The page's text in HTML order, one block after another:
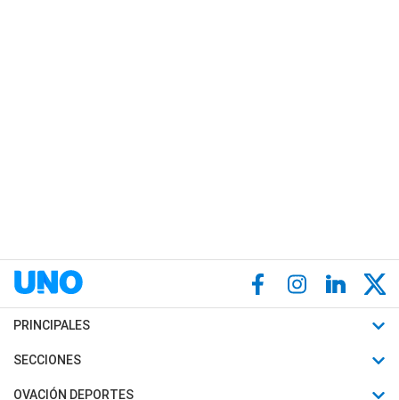
PRINCIPALES
Últimas Noticias
Política
SECCIONES
Horóscopo
OVACIÓN DEPORTES